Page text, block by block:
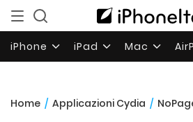
iPhone iPad Mac
Home / Applicazioni Cydia / NoPageLimits,